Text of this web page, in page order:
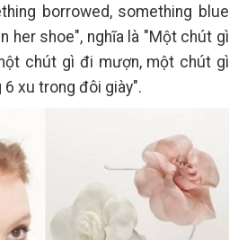
borrowed, something blue
her shoe", nghĩa là "Một chút gì
chút gì đi mượn, một chút gì
xu trong đôi giày".